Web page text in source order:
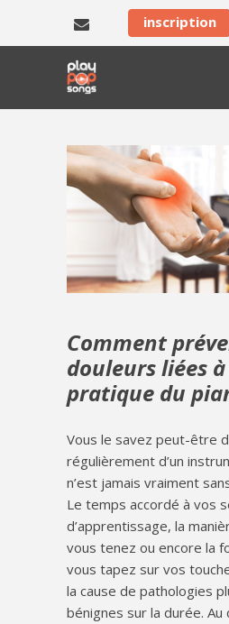
inscription
Comment
douleurs liées
pratique du
Vous le savez peut-être
régulièrement d’un
n’est jamais vraiment
Le temps accordé à vos
d’apprentissage, la
vous tenez ou encore la
vous tapez sur vos
la cause de pathologies
bénignes sur la durée. Au